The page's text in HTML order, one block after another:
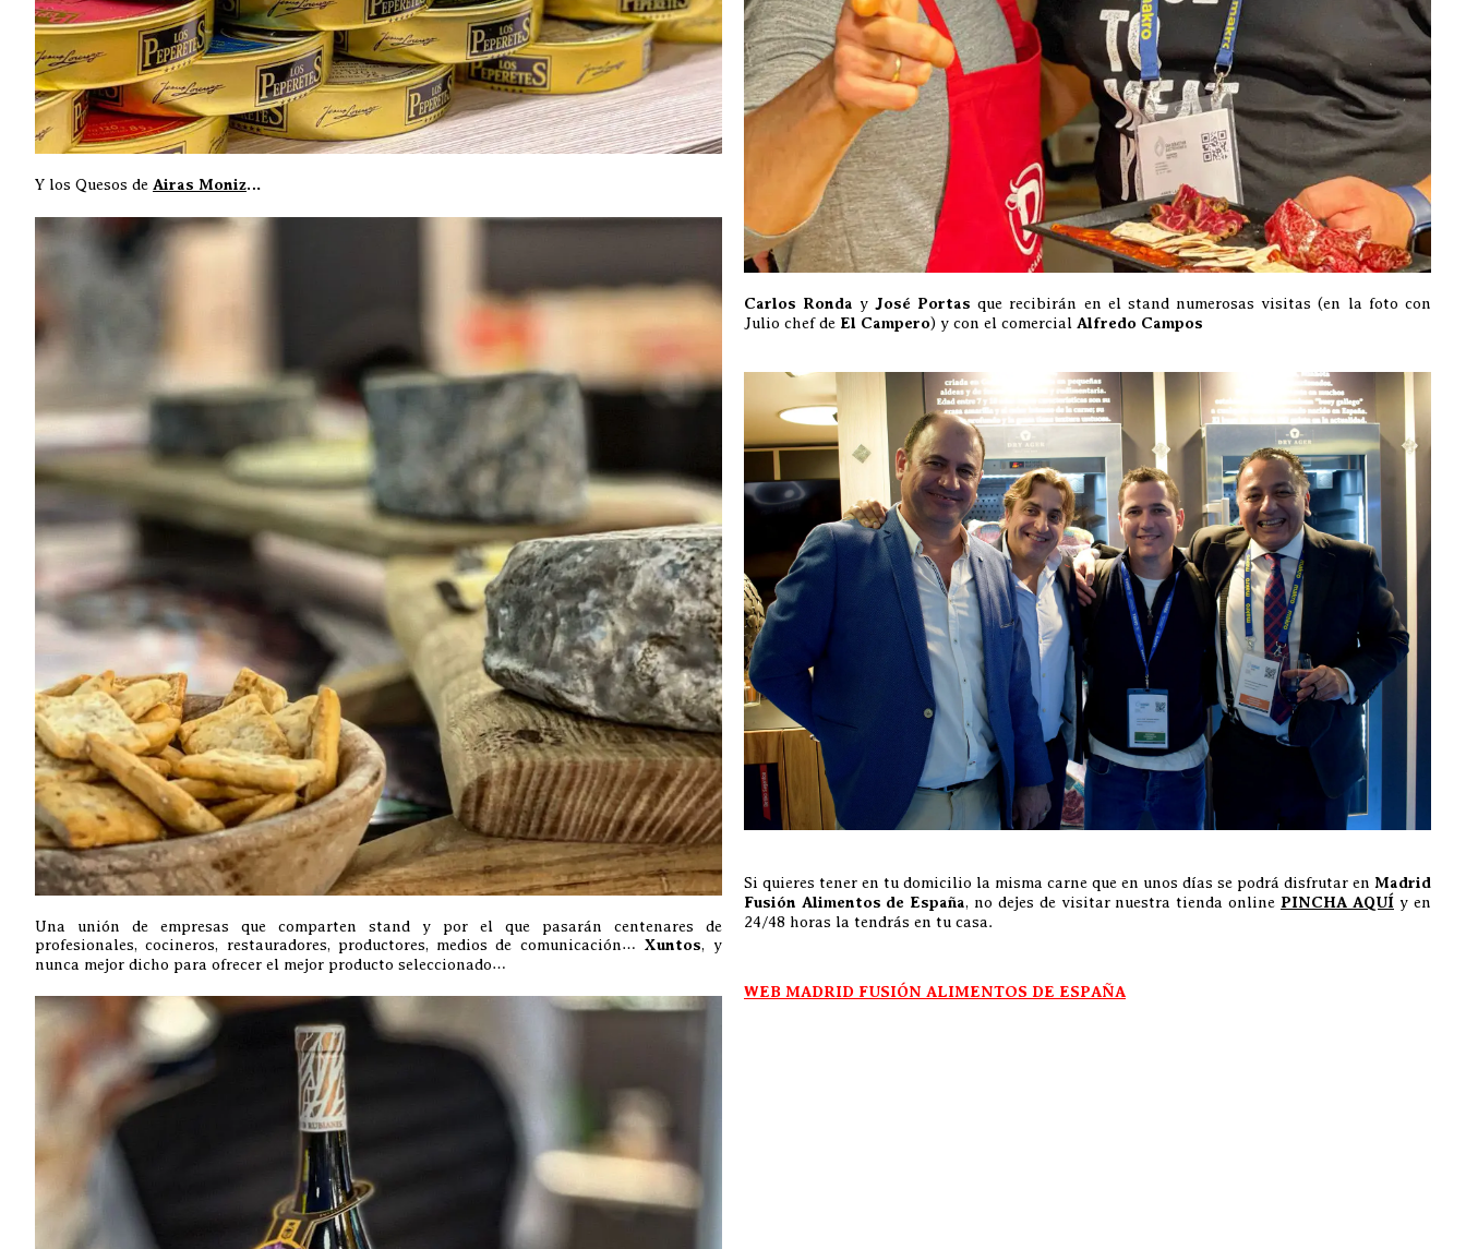
Y los Quesos de Airas Moniz…
Una unión de empresas que comparten stand y por el que pasarán centenares de
profesionales, cocineros, restauradores, productores, medios de comunicación… Xuntos, y
nunca mejor dicho para ofrecer el mejor producto seleccionado…
Carlos Ronda y José Portas que recibirán en el stand numerosas visitas (en la foto con
Julio chef de El Campero) y con el comercial Alfredo Campos
Si quieres tener en tu domicilio la misma carne que en unos días se podrá disfrutar en Madrid
Fusión Alimentos de España, no dejes de visitar nuestra tienda online PINCHA AQUÍ y en
24/48 horas la tendrás en tu casa.
WEB MADRID FUSIÓN ALIMENTOS DE ESPAÑA